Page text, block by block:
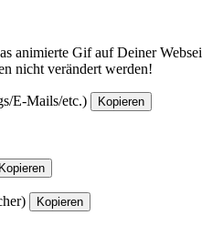
animierte Gif auf Deiner
nicht verändert werden!
E-Mails/etc.) Kopieren
Kopieren
Kopieren